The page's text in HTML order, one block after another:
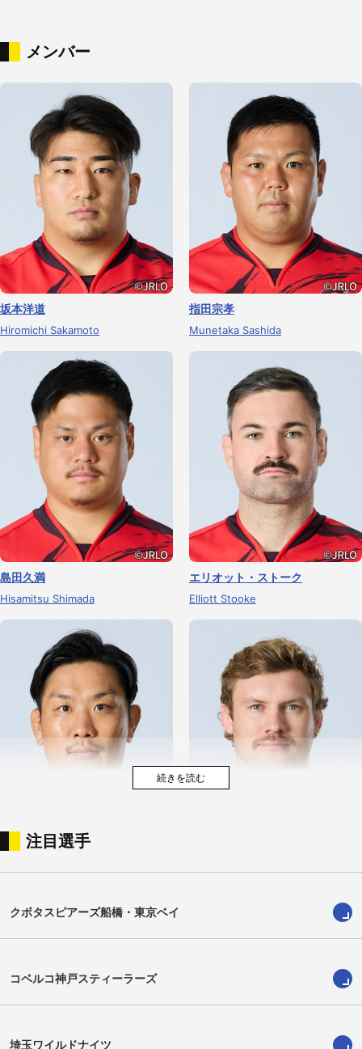
メンバー
坂本洋道
Hiromichi Sakamoto
指田宗孝
Munetaka Sashida
島田久満
Hisamitsu Shimada
エリオット・ストーク
Elliott Stooke
杉下暢注目選手
クボタスピアーズ船橋・東京ベイ
コベルコ神戸スティーラーズ
埼玉ワイルドナイツ